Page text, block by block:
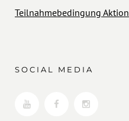
Teilnahmebedingung Aktion
SOCIAL MEDIA